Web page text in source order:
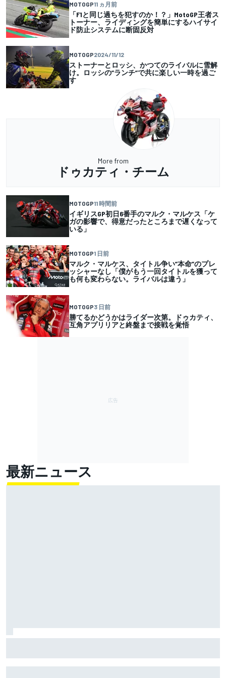
MOTOGP11 ヵ月前
「F1と同じ過ちを犯すのか！？」MotoGP王者ス
トーナー、ライディングを簡単にするハイサイ
ド防止システムに断固反対
MOTOGP2024/11/12
ストーナーとロッシ、かつてのライバルに雪解
け。ロッシの”ランチ”で共に楽しい一時を過ご
す
More from
ドゥカティ・チーム
MOTOGP11 時間前
イギリスGP初日6番手のマルク・マルケス「ケ
ガの影響で、得意だったところまで遅くなって
いる」
MOTOGP1 日前
マルク・マルケス、タイトル争い”本命”のプレ
ッシャーなし「僕がもう一回タイトルを獲って
も何も変わらない。ライバルは違う」
MOTOGP3 日前
勝てるかどうかはライダー次第。ドゥカティ、
互角アプリリアと終盤まで接戦を覚悟
最新ニュース